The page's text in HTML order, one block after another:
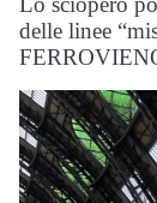
delle linee